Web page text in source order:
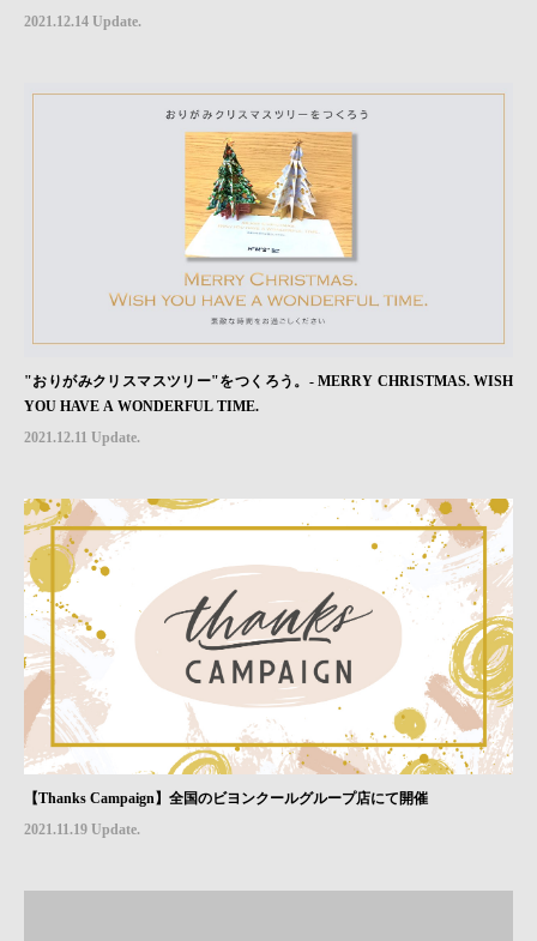
2021.12.14 Update.
"おりがみクリスマスツリー"をつくろう。- MERRY CHRISTMAS. WISH
YOU HAVE A WONDERFUL TIME.
2021.12.11 Update.
【Thanks Campaign】全国のビヨンクールグループ店にて開催
2021.11.19 Update.